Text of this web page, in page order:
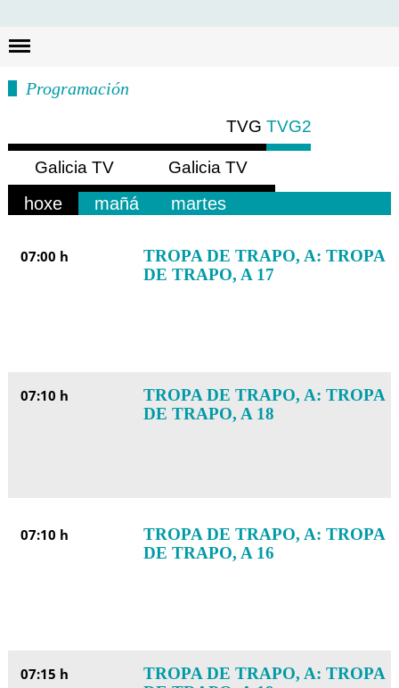
Programación
TVG TVG2
Galicia TV
Europa
Galicia TV
América
hoxe mañá martes
07:00 h
TROPA DE TRAPO, A: TROPA
DE TRAPO, A 17
07:10 h
TROPA DE TRAPO, A: TROPA
DE TRAPO, A 18
07:10 h
TROPA DE TRAPO, A: TROPA
DE TRAPO, A 16
07:15 h
TROPA DE TRAPO, A: TROPA